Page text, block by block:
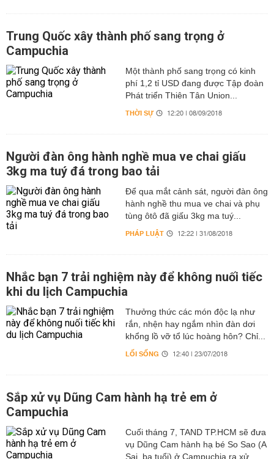
Trung Quốc xây thành phố sang trọng ở
Campuchia
Một thành phố sang trọng có kinh
phí 1,2 tỉ USD đang được Tập đoàn
Phát triển Thiên Tân Union...
THỜI SỰ 12:20 | 08/09/2018
Người đàn ông hành nghề mua ve chai giấu
3kg ma tuý đá trong bao tải
Để qua mắt cảnh sát, người đàn ông
hành nghề thu mua ve chai và phụ
tùng ôtô đã giấu 3kg ma tuý...
PHÁP LUẬT 12:22 | 31/08/2018
Nhắc bạn 7 trải nghiệm này để không nuối tiếc
khi du lịch Campuchia
Thưởng thức các món độc lạ như
rắn, nhện hay ngắm nhìn đàn dơi
khổng lồ vỡ tổ lúc hoàng hôn? Chỉ...
LỐI SỐNG 12:40 | 23/07/2018
Sắp xử vụ Dũng Cam hành hạ trẻ em ở
Campuchia
Cuối tháng 7, TAND TP.HCM sẽ đưa
vụ Dũng Cam hành hạ bé So Sao (A
Sai, ba tuổi) ở Campuchia ra xử...